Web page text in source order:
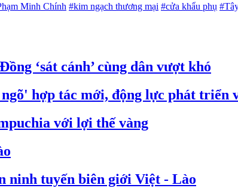
Minh Chính #kim ngạch thương mại #cửa khẩu phụ
‘sát cánh’ cùng dân vượt khó
hợp tác mới, động lực phát triển
với lợi thế vàng
ninh tuyến biên giới Việt - Lào